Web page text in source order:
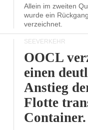
Allein im zweiten
wurde ein
verzeichnet.
SEEVERKEHR
OOCL
einen
Anstieg
Flotte
Container.